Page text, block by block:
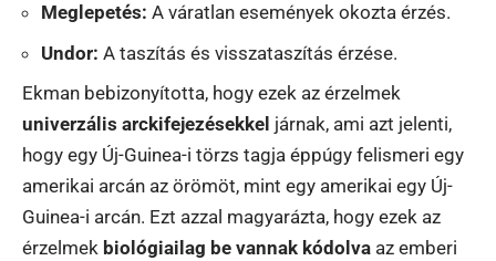
Meglepetés: A váratlan események okozta érzés.
Undor: A taszítás és visszataszítás érzése.
Ekman bebizonyította, hogy ezek az érzelmek
univerzális arckifejezésekkel járnak, ami azt jelenti,
hogy egy Új-Guinea-i törzs tagja éppúgy felismeri egy
amerikai arcán az örömöt, mint egy amerikai egy Új-
Guinea-i arcán. Ezt azzal magyarázta, hogy ezek az
érzelmek biológiailag be vannak kódolva az emberi